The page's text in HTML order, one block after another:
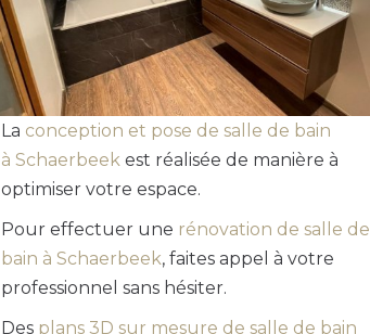
La conception et pose de salle de bain
à Schaerbeek est réalisée de manière à
optimiser votre espace.
Pour effectuer une rénovation de salle de
bain à Schaerbeek, faites appel à votre
professionnel sans hésiter.
Des plans 3D sur mesure de salle de bain